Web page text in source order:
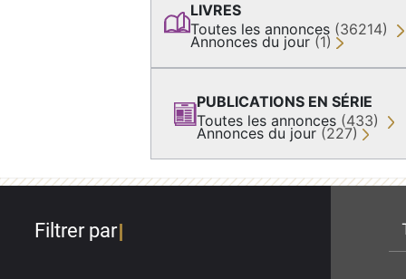
LIVRES
Toutes les annonces (36214)
Annonces du jour (1)
PUBLICATIONS EN SÉRIE
Toutes les annonces (433)
Annonces du jour (227)
Filtrer par